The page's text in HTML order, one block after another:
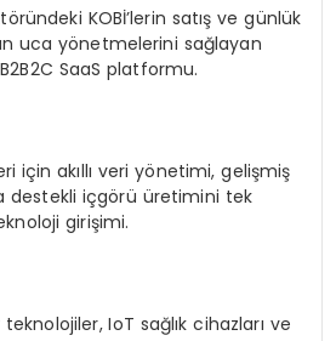
KOBİ’lerin satış ve günlük
uca yönetmelerini sağlayan
SaaS platformu.
için akıllı veri yönetimi, gelişmiş
destekli içgörü üretimini tek
girişimi.
IoT sağlık cihazları ve